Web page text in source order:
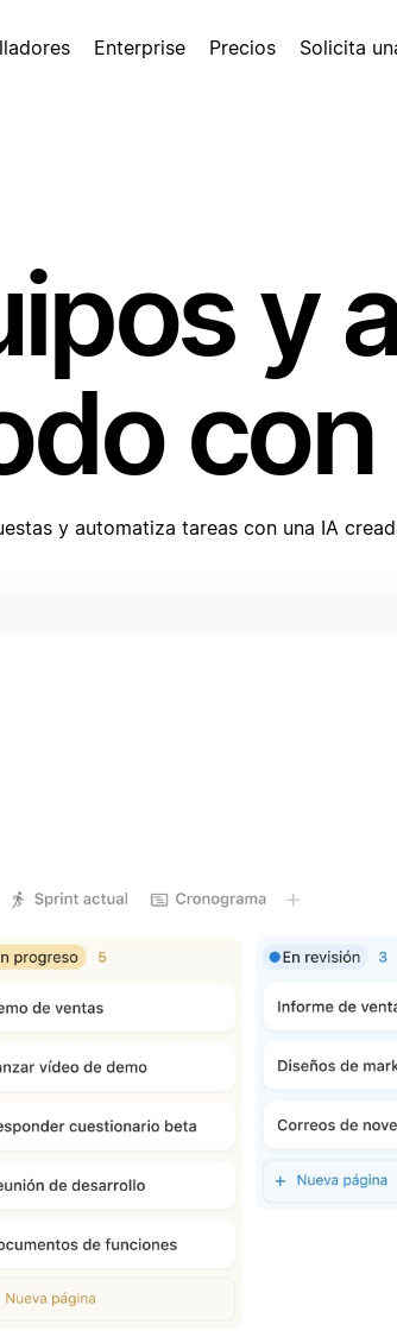
Enterprise Precios Solicita
y
con
y automatiza tareas con una IA